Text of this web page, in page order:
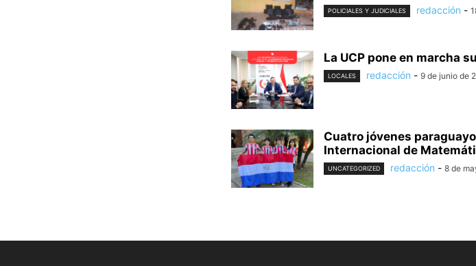
POLICIALES Y JUDICIALES redacción -
La UCP pone en marcha
LOCALES redacción - 9 de junio de
Cuatro jóvenes
Internacional de
UNCATEGORIZED redacción - 8 de